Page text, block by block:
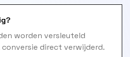
worden versleuteld
direct verwijderd.